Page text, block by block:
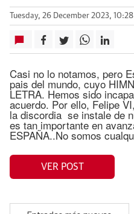
Tuesday, 26 December 2023, 10:28
Casi no lo notamos, pero
pais del mundo, cuyo
LETRA. Hemos sido
acuerdo. Por ello, Felipe
la discordia se instale de
es tan importante en
ESPAÑA..No somos
VER POST